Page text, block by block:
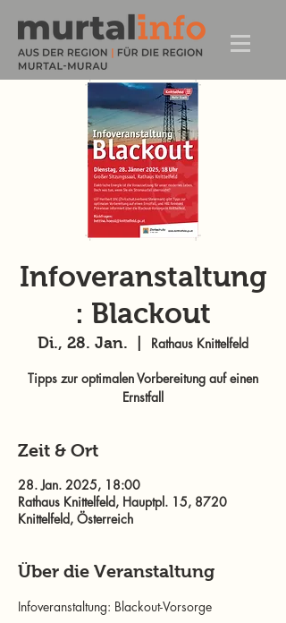
Infoveranstaltung
: Blackout
Di., 28. Jan. Rathaus Knittelfeld
Tipps zur optimalen Vorbereitung auf einen
Ernstfall
Zeit & Ort
28. Jan. 2025, 18:00
Rathaus Knittelfeld, Hauptpl. 15, 8720
Knittelfeld, Österreich
Über die Veranstaltung
Infoveranstaltung: Blackout-Vorsorge